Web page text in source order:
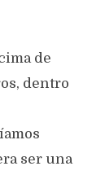
de
dentro
ser una